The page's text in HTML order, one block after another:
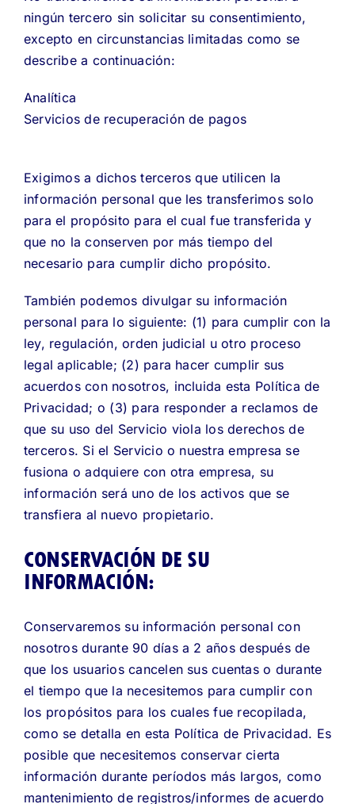
ningún tercero sin solicitar su consentimiento,
excepto en circunstancias limitadas como se
describe a continuación:
Analítica
Servicios de recuperación de pagos
Exigimos a dichos terceros que utilicen la
información personal que les transferimos solo
para el propósito para el cual fue transferida y
que no la conserven por más tiempo del
necesario para cumplir dicho propósito.
También podemos divulgar su información
personal para lo siguiente: (1) para cumplir con la
ley, regulación, orden judicial u otro proceso
legal aplicable; (2) para hacer cumplir sus
acuerdos con nosotros, incluida esta Política de
Privacidad; o (3) para responder a reclamos de
que su uso del Servicio viola los derechos de
terceros. Si el Servicio o nuestra empresa se
fusiona o adquiere con otra empresa, su
información será uno de los activos que se
transfiera al nuevo propietario.
CONSERVACIÓN DE SU
INFORMACIÓN:
Conservaremos su información personal con
nosotros durante 90 días a 2 años después de
que los usuarios cancelen sus cuentas o durante
el tiempo que la necesitemos para cumplir con
los propósitos para los cuales fue recopilada,
como se detalla en esta Política de Privacidad. Es
posible que necesitemos conservar cierta
información durante períodos más largos, como
mantenimiento de registros/informes de acuerdo